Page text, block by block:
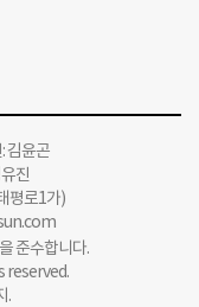
김윤곤
진
평로1가)
준수합니다.
reserved.
.